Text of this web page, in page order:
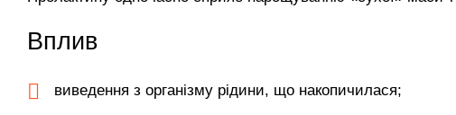
Вплив
виведення з організму рідини, що накопичилася;